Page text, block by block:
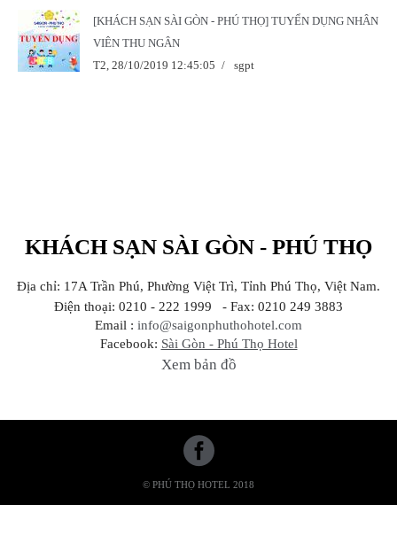
[KHÁCH SẠN SÀI GÒN - PHÚ THỌ] TUYỂN DỤNG NHÂN
VIÊN THU NGÂN
T2, 28/10/2019 12:45:05 / sgpt
KHÁCH SẠN SÀI GÒN - PHÚ THỌ
Địa chỉ: 17A Trần Phú, Phường Việt Trì, Tỉnh Phú Thọ, Việt Nam.
Điện thoại: 0210 - 222 1999 - Fax: 0210 249 3883
Email : info@saigonphuthohotel.com
Facebook: Sài Gòn - Phú Thọ Hotel
Xem bản đồ
© PHÚ THỌ HOTEL 2018